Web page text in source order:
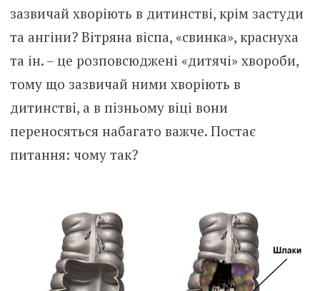
зазвичай хворіють в дитинстві, крім застуди
та ангіни? Вітряна віспа, «свинка», краснуха
та ін. – це розповсюджені «дитячі» хвороби,
тому що зазвичай ними хворіють в
дитинстві, а в пізньому віці вони
переносяться набагато важче. Постає
питання: чому так?